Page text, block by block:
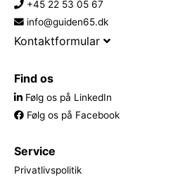
+45 22 53 05 67
info@guiden65.dk
Kontaktformular
Find os
Følg os på LinkedIn
Følg os på Facebook
Service
Privatlivspolitik